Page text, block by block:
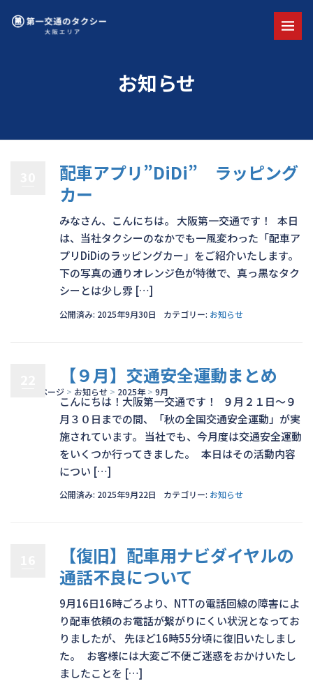
お知らせ
トップページ > お知らせ > 2025年> 9月
配車アプリ”DiDi” ラッピング
カー
みなさん、こんにちは。 大阪第一交通です！ 本日
は、当社タクシーのなかでも一風変わった「配車ア
プリDiDiのラッピングカー」をご紹介いたします。
下の写真の通りオレンジ色が特徴で、真っ黒なタク
シーとは少し雰 […]
公開済み: 2025年9月30日 カテゴリー: お知らせ
【９月】交通安全運動まとめ
こんにちは！大阪第一交通です！ ９月２１日～９
月３０日までの間、「秋の全国交通安全運動」が実
施されています。 当社でも、今月度は交通安全運動
をいくつか行ってきました。 本日はその活動内容
につい […]
公開済み: 2025年9月22日 カテゴリー: お知らせ
【復旧】配車用ナビダイヤルの
通話不良について
9月16日16時ごろより、NTTの電話回線の障害によ
り配車依頼のお電話が繋がりにくい状況となってお
りましたが、 先ほど16時55分頃に復旧いたしまし
た。 お客様には大変ご不便ご迷惑をおかけいたし
ましたことを […]